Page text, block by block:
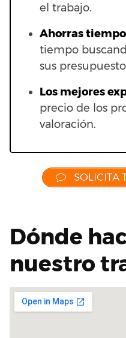
el trabajo.
Ahorras t
tiempo
sus
Los mejores
precio de los
valoración.
SOLICITA
Dónde
nuestro